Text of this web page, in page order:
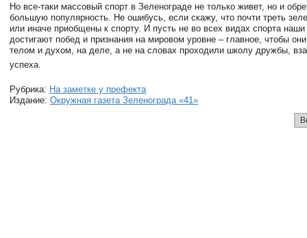
Но все-таки массовый спорт в Зеленограде не только живет, но и
большую популярность. Не ошибусь, если скажу, что почти треть
или иначе приобщены к спорту. И пусть не во всех видах спорта наши
достигают побед и признания на мировом уровне – главное, чтобы
телом и духом, на деле, а не на словах проходили школу дружбы,
успеха.
Рубрика: На заметке у префекта
Издание: Окружная газета Зеленограда «41»